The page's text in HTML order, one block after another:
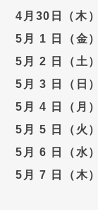
4月30日
5月 1 日
5月 2 日
5月 3 日（日
5月 4 日（月
5月 5 日（火
5月 6 日（
5月 7 日